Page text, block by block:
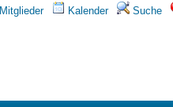
Mitglieder Kalender Suche